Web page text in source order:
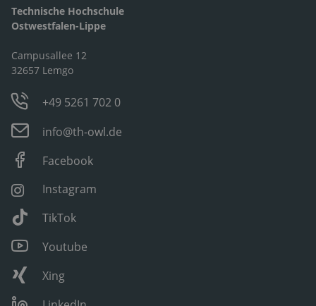
Technische Hochschule
Ostwestfalen-Lippe
Campusallee 12
32657 Lemgo
+49 5261 702 0
info@th-owl.de
Facebook
Instagram
TikTok
Youtube
Xing